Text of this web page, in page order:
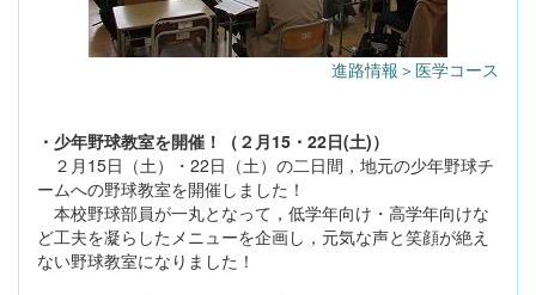
進路情報＞医学コース
・少年野球教室を開催！（２月15・22日(土)）
２月15日（土）・22日（土）の二日間，地元の少年野球チ
ームへの野球教室を開催しました！
本校野球部員が一丸となって，低学年向け・高学年向けな
ど工夫を凝らしたメニューを企画し，元気な声と笑顔が絶え
ない野球教室になりました！